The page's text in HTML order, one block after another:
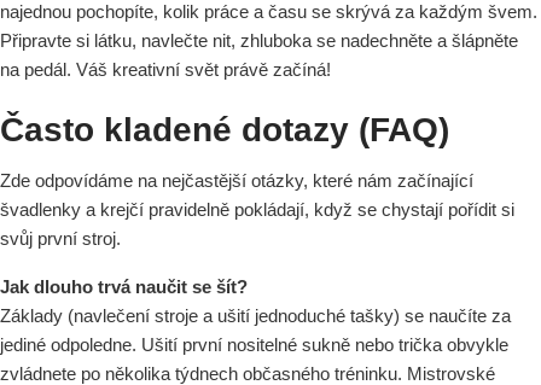
najednou pochopíte, kolik práce a času se skrývá za každým švem.
Připravte si látku, navlečte nit, zhluboka se nadechněte a šlápněte
na pedál. Váš kreativní svět právě začíná!
Často kladené dotazy (FAQ)
Zde odpovídáme na nejčastější otázky, které nám začínající
švadlenky a krejčí pravidelně pokládají, když se chystají pořídit si
svůj první stroj.
Jak dlouho trvá naučit se šít?
Základy (navlečení stroje a ušití jednoduché tašky) se naučíte za
jediné odpoledne. Ušití první nositelné sukně nebo trička obvykle
zvládnete po několika týdnech občasného tréninku. Mistrovské